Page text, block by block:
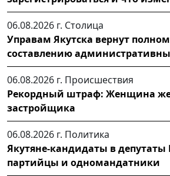
06.08.2026 г. Столица
Управам Якутска вернут
составлению
06.08.2026 г. Происшествия
Рекордный штраф: Женщина
застройщика
06.08.2026 г. Политика
Якутяне-кандидаты в депутаты
партийцы и одномандатники